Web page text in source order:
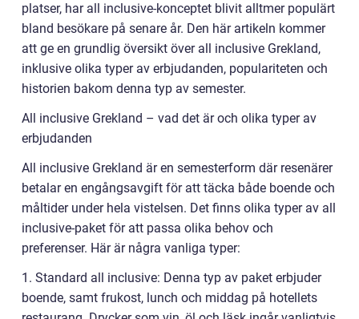
platser, har all inclusive-konceptet blivit alltmer populärt
bland besökare på senare år. Den här artikeln kommer
att ge en grundlig översikt över all inclusive Grekland,
inklusive olika typer av erbjudanden, populariteten och
historien bakom denna typ av semester.
All inclusive Grekland – vad det är och olika typer av
erbjudanden
All inclusive Grekland är en semesterform där resenärer
betalar en engångsavgift för att täcka både boende och
måltider under hela vistelsen. Det finns olika typer av all
inclusive-paket för att passa olika behov och
preferenser. Här är några vanliga typer:
1. Standard all inclusive: Denna typ av paket erbjuder
boende, samt frukost, lunch och middag på hotellets